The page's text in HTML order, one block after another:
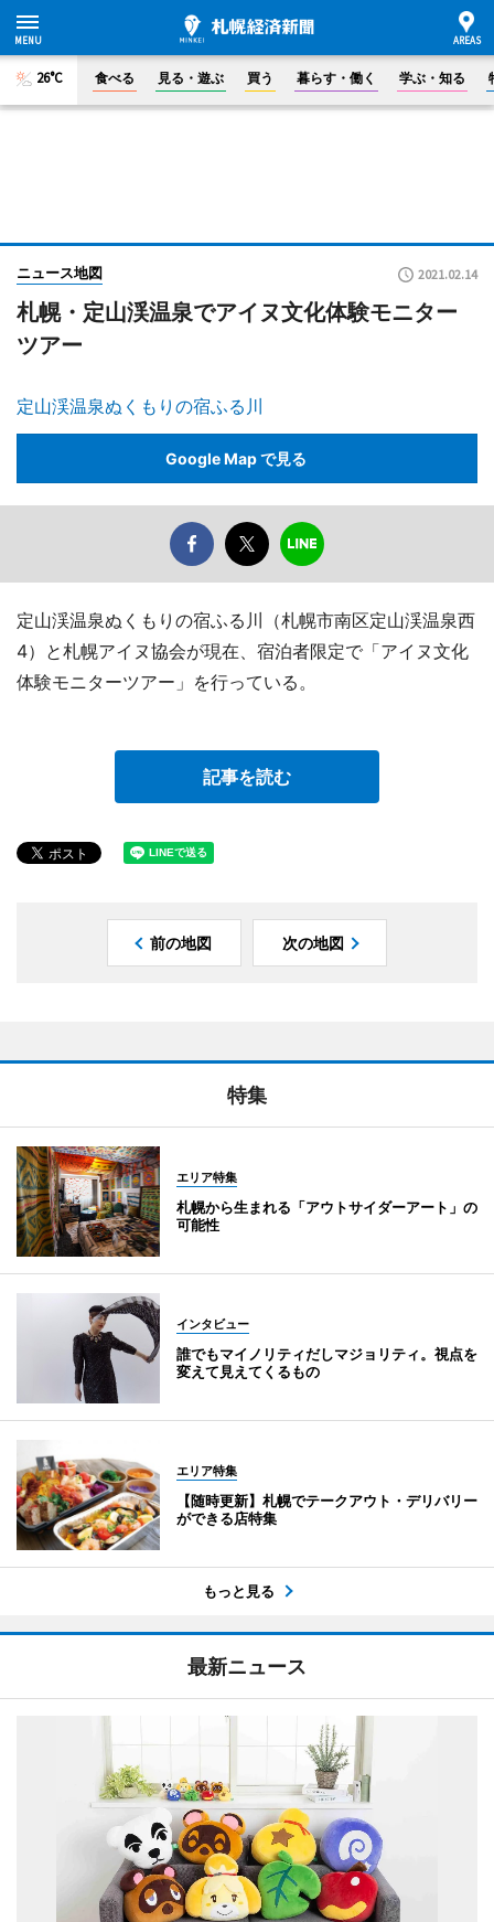
26°C 食べる 見る・遊ぶ 買う 暮らす・働く 学ぶ・知る
ニュース地図 2021.02.14
札幌・定山渓温泉でアイヌ文化体験モニター
ツアー
定山渓温泉ぬくもりの宿ふる川
Google Map で見る
定山渓温泉ぬくもりの宿ふる川（札幌市南区定山渓温泉西
4）と札幌アイヌ協会が現在、宿泊者限定で「アイヌ文化
体験モニターツアー」を行っている。
記事を読む
前の地図 次の地図
特集
エリア特集
札幌から生まれる「アウトサイダーアート」の
可能性
インタビュー
誰でもマイノリティだしマジョリティ。視点を
変えて見えてくるもの
エリア特集
【随時更新】札幌でテークアウト・デリバリー
ができる店特集
もっと見る
最新ニュース